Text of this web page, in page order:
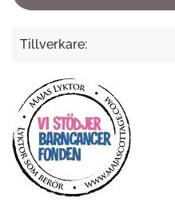
Tillverkare: